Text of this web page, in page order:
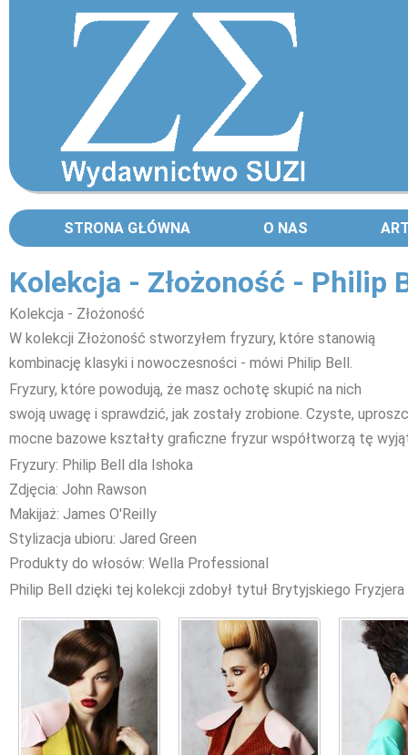
STRONA GŁÓWNA O NAS
Kolekcja - Złożoność - Philip
Kolekcja - Złożoność
W kolekcji Złożoność stworzyłem fryzury, które stanowią
kombinację klasyki i nowoczesności - mówi Philip Bell.
Fryzury, które powodują, że masz ochotę skupić na nich
swoją uwagę i sprawdzić, jak zostały zrobione. Czyste,
mocne bazowe kształty graficzne fryzur współtworzą tę
Fryzury: Philip Bell dla Ishoka
Zdjęcia: John Rawson
Makijaż: James O'Reilly
Stylizacja ubioru: Jared Green
Produkty do włosów: Wella Professional
Philip Bell dzięki tej kolekcji zdobył tytuł Brytyjskiego Fryzjera